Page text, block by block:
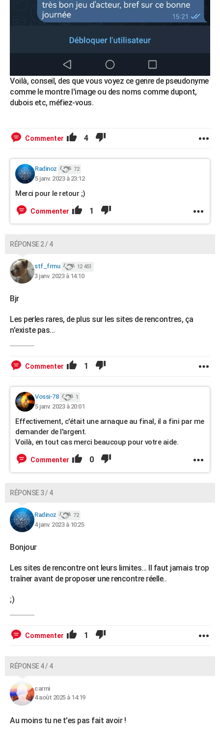
Voilà, conseil, des que vous voyez ce genre de pseudonyme
comme le montre l'image ou des noms comme dupont,
dubois etc, méfiez-vous.
Commenter 4
Radinoz 72
5 janv. 2023 à 23:12
Merci pour le retour ;)
Commenter 1
RÉPONSE 2 / 4
stf_frmu 12 451
3 janv. 2023 à 14:10
Bjr
Les perles rares, de plus sur les sites de rencontres, ça
n'existe pas...
Commenter 1
Vossi-78 1
5 janv. 2023 à 20:01
Effectivement, c'était une arnaque au final, il a fini par me
demander de l'argent.
Voilà, en tout cas merci beaucoup pour votre aide.
Commenter 0
RÉPONSE 3 / 4
Radinoz 72
4 janv. 2023 à 10:25
Bonjour
Les sites de rencontre ont leurs limites... Il faut jamais trop
traîner avant de proposer une rencontre réelle..
;)
Commenter 1
RÉPONSE 4 / 4
carmi
4 août 2025 à 14:19
Au moins tu ne t'es pas fait avoir !